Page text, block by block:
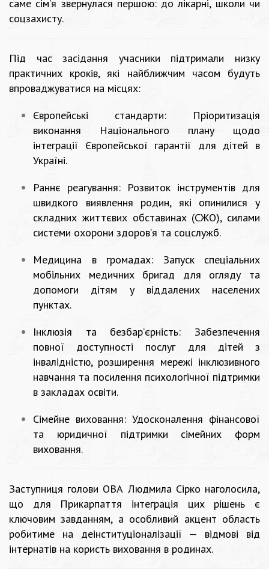
саме сім’я звернулася першою: до лікарні, школи чи
соцзахисту.
Під час засідання учасники підтримали низку
практичних кроків, які найближчим часом будуть
впроваджуватися на місцях:
Європейські стандарти: Пріоритизація
виконання Національного плану щодо
інтеграції Європейської гарантії для дітей в
Україні.
Раннє реагування: Розвиток інструментів для
швидкого виявлення родин, які опинилися у
складних життєвих обставинах (СЖО), силами
системи охорони здоров’я та соцслужб.
Медицина в громадах: Запуск спеціальних
мобільних медичних бригад для огляду та
допомоги дітям у віддалених населених
пунктах.
Інклюзія та безбар’єрність: Забезпечення
повної доступності послуг для дітей з
інвалідністю, розширення мережі інклюзивного
навчання та посилення психологічної підтримки
в закладах освіти.
Сімейне виховання: Удосконалення фінансової
та юридичної підтримки сімейних форм
виховання.
Заступниця голови ОВА Людмила Сірко наголосила,
що для Прикарпаття інтеграція цих рішень є
ключовим завданням, а особливий акцент область
робитиме на деінституціоналізації — відмові від
інтернатів на користь виховання в родинах.